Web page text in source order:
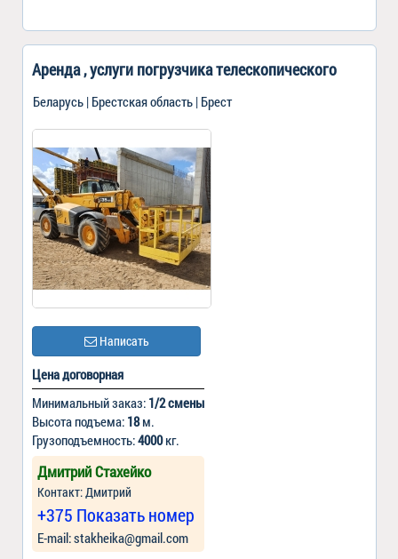
Аренда , услуги погрузчика телескопического
Беларусь | Брестская область | Брест
Написать
Цена договорная
Минимальный заказ: 1/2 смены
Высота подъема: 18м.
Грузоподъемность:4000кг.
Дмитрий Стахейко
Контакт: Дмитрий
+375 Показать номер
Е-mail: stakheika@gmail.com